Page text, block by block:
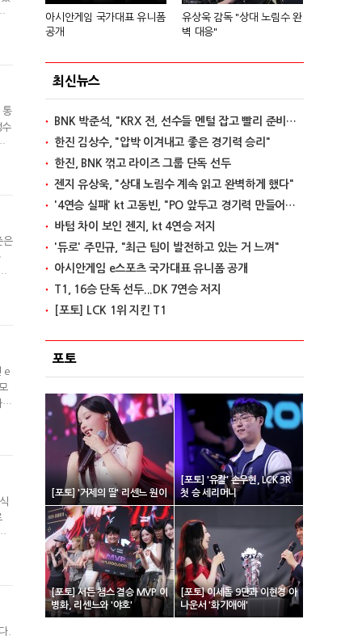
통
은
e
스
.
아시안게임 국가대표 유니폼
공개
유상욱 감독 "상대 노림수 완
벽 대응"
최신뉴스
BNK 박준석, "KRX 전, 선수들 멘털 잡고 빨리 준비할 것"
한진 김상수, "압박 이겨내고 좋은 경기력 승리"
한진, BNK 꺾고 라이즈 그룹 단독 선두
젠지 유상욱, "상대 노림수 계속 읽고 완벽하게 했다"
'4연승 실패' kt 고동빈, "PO 앞두고 경기력 만들어가는 단계"
바텀 차이 보인 젠지, kt 4연승 저지
'듀로' 주민규, "최근 팀이 발전하고 있는 거 느껴"
아시안게임 e스포츠 국가대표 유니폼 공개
T1, 16승 단독 선두...DK 7연승 저지
[포토] LCK 1위 지킨 T1
포토
[포토] '거제의 딸' 리센느 원이
[포토] '유칼' 손우현, LCK 3R
첫 승 세리머니
[포토] 서든 챔스 결승 MVP 이
병화, 리센느와 '야호'
[포토] 이세돌 9단과 이현경 아
나운서 '화기애애'